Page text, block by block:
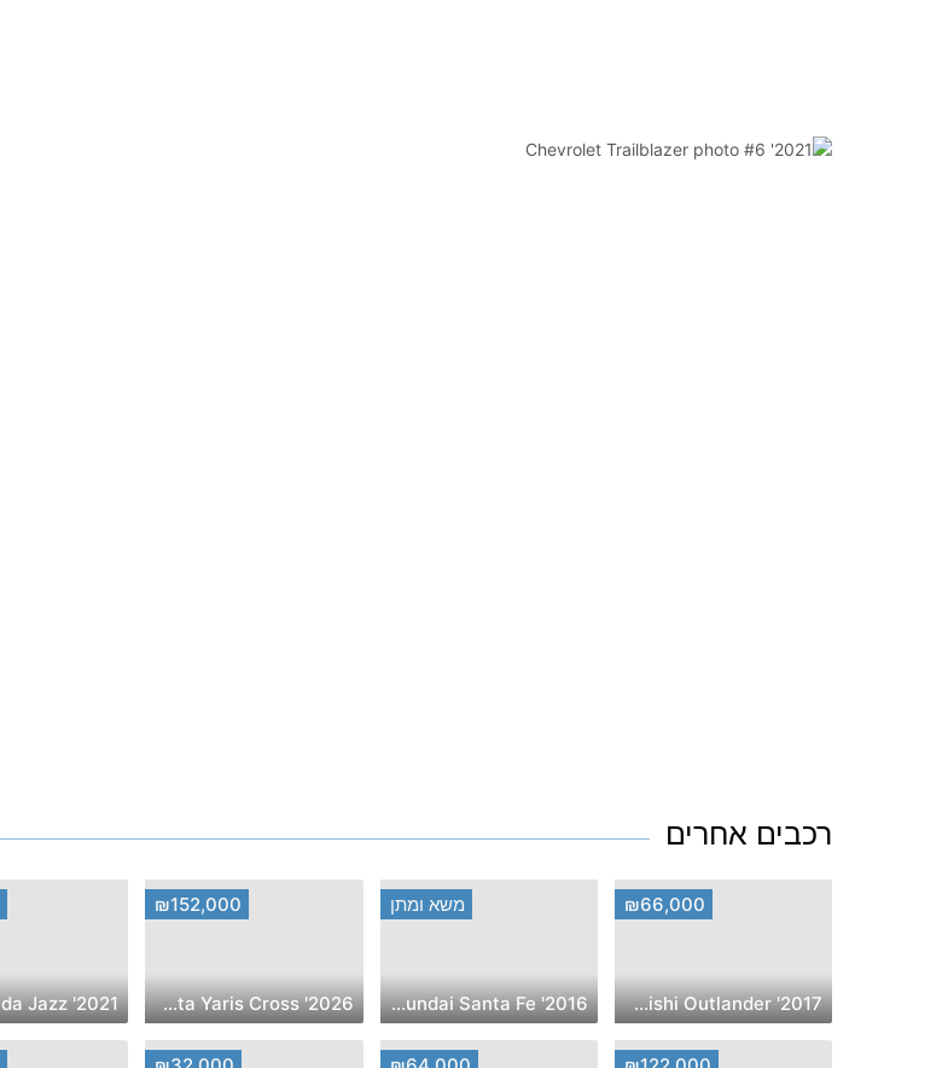
רכבים אחרים
₪66,000
2017' Mitsubishi Outlander
משא ומתן
2016' Hyundai Santa Fe
₪152,000
2026' Toyota Yaris Cross
2021' Honda Jazz